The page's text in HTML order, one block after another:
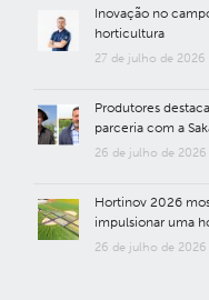
Inovação no
horticultura
27 de julho de 2026
Produtores
parceria com a
26 de julho de 2026
Hortinov 2026
impulsionar uma
26 de julho de 2026